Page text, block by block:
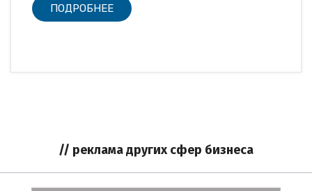
ПОДРОБНЕЕ
// реклама других сфер бизнеса